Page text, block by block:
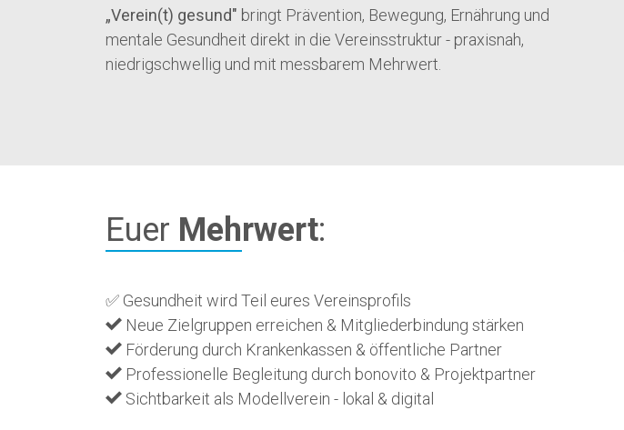
„Verein(t) gesund" bringt Prävention, Bewegung, Ernährung und
mentale Gesundheit direkt in die Vereinsstruktur - praxisnah,
niedrigschwellig und mit messbarem Mehrwert.
Euer Mehrwert:
✅ Gesundheit wird Teil eures Vereinsprofils
Neue Zielgruppen erreichen & Mitgliederbindung stärken
Förderung durch Krankenkassen & öffentliche Partner
Professionelle Begleitung durch bonovito & Projektpartner
Sichtbarkeit als Modellverein - lokal & digital